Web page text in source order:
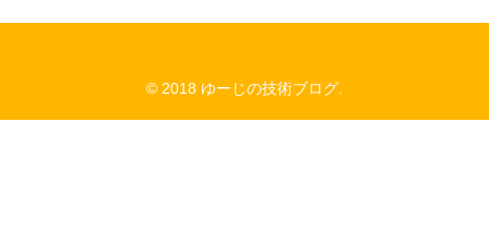
© 2018 ゆーじの技術ブログ.